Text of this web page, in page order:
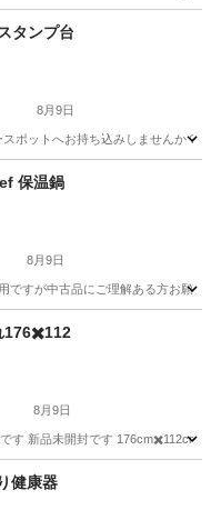
タンプ台
8月9日
トへお持ち込みしませんか？
THERMOS shuttle chef 保温鍋
8月9日
ですが中古品にご理解ある方お願
176✖️112
8月9日
す 新品未開封です 176cm✖️112cm
健康器